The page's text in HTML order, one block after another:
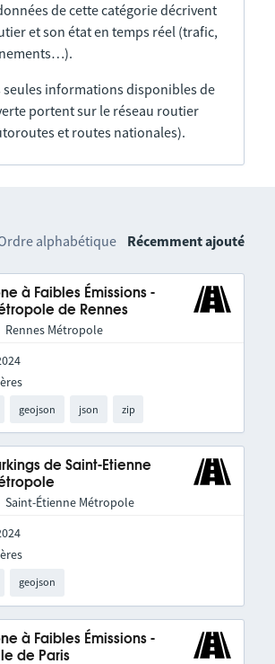
de cette catégorie décrivent
et son état en temps réel (trafic,
seules informations disponibles de
portent sur le réseau routier
et routes nationales).
alphabétique Récemment ajouté
à Faibles Émissions -
de Rennes
Rennes Métropole
geojson json zip
de Saint-Etienne
Saint-Étienne Métropole
geojson
à Faibles Émissions -
de Paris